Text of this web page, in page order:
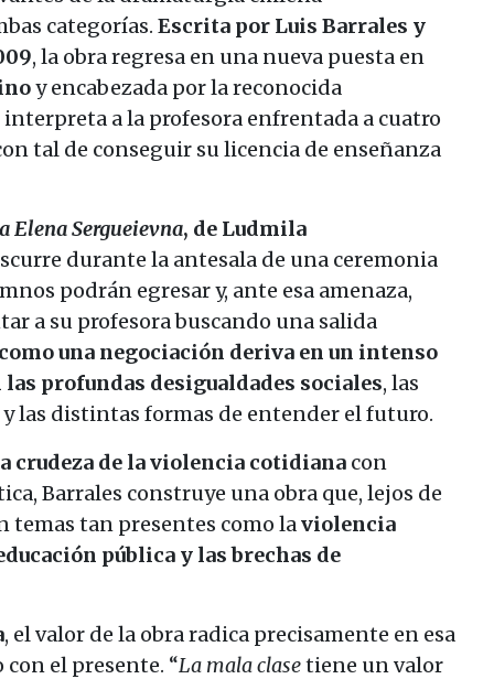
categorías. Escrita por Luis Barrales y
, la obra regresa en una nueva puesta en
y encabezada por la reconocida
interpreta a la profesora enfrentada a cuatro
tal de conseguir su licencia de enseñanza
Elena Sergueievna, de Ludmila
durante la antesala de una ceremonia
podrán egresar y, ante esa amenaza,
a su profesora buscando una salida
una negociación deriva en un intenso
profundas desigualdades sociales, las
las distintas formas de entender el futuro.
crudeza de la violencia cotidiana con
Barrales construye una obra que, lejos de
temas tan presentes como laviolencia
pública y las brechas de
, el valor de la obra radica precisamente en esa
el presente. “La mala clasetiene un valor